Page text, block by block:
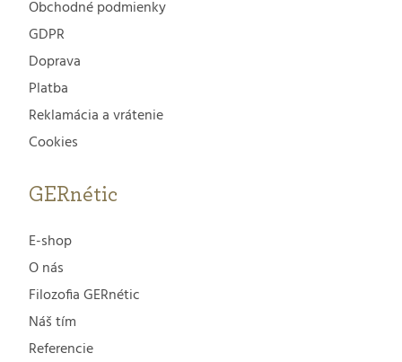
Obchodné podmienky
GDPR
Doprava
Platba
Reklamácia a vrátenie
Cookies
GERnétic
E-shop
O nás
Filozofia GERnétic
Náš tím
Referencie